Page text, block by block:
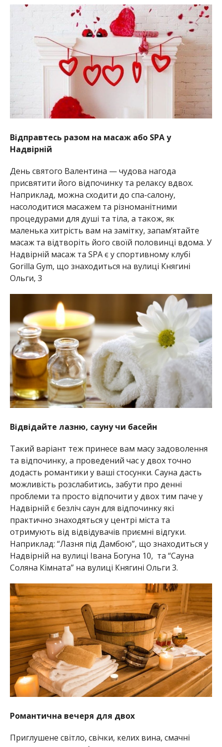
Відправтесь разом на масаж або SPA у
Надвірній
День святого Валентина — чудова нагода
присвятити його відпочинку та релаксу вдвох.
Наприклад, можна сходити до спа-салону,
насолодитися масажем та різноманітними
процедурами для душі та тіла, а також, як
маленька хитрість вам на замітку, запам’ятайте
масаж та відтворіть його своїй половинці вдома. У
Надвірній масаж та SPA є у спортивному клубі
Gorilla Gym, що знаходиться на вулиці Княгині
Ольги, 3
Відвідайте лазню, сауну чи басейн
Такий варіант теж принесе вам масу задоволення
та відпочинку, а проведений час у двох точно
додасть романтики у ваші стосунки. Сауна дасть
можливість розслабитись, забути про денні
проблеми та просто відпочити у двох тим паче у
Надвірній є безліч саун для відпочинку які
практично знаходяться у центрі міста та
отримують від відвідувачів приємні відгуки.
Наприклад: “Лазня під Дамбою”, що знаходиться у
Надвірній на вулиці Івана Богуна 10, та “Сауна
Соляна Кімната” на вулиці Княгині Ольги 3.
Романтична вечеря для двох
Приглушене світло, свічки, келих вина, смачні